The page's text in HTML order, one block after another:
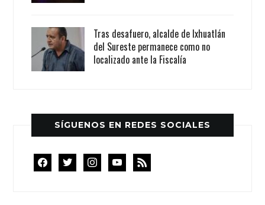
Tras desafuero, alcalde de Ixhuatlán
del Sureste permanece como no
localizado ante la Fiscalía
SÍGUENOS EN REDES SOCIALES
facebooktwitterinstagramyoutube
rss